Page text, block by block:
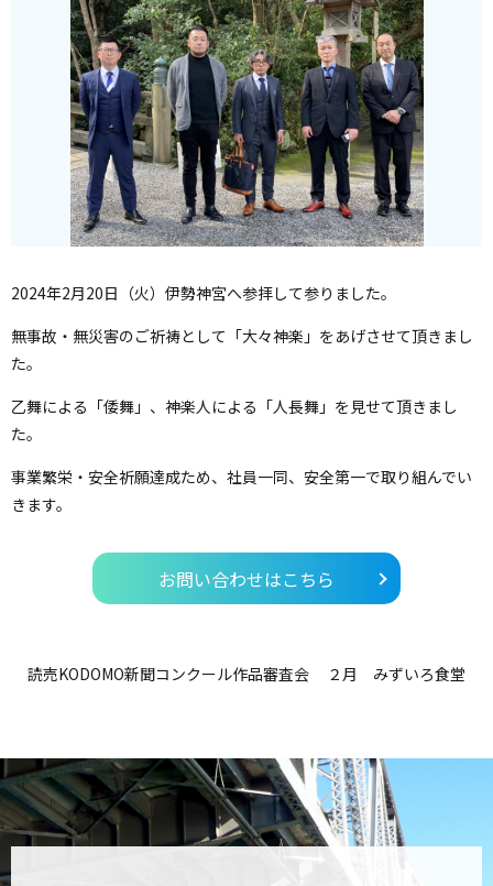
2024年2月20日（火）伊勢神宮へ参拝して参りました。
無事故・無災害のご祈祷として「大々神楽」をあげさせて頂きまし
た。
乙舞による「倭舞」、神楽人による「人長舞」を見せて頂きまし
た。
事業繁栄・安全祈願達成ため、社員一同、安全第一で取り組んでい
きます。
お問い合わせはこちら
読売KODOMO新聞コンクール作品審査会 ２月 みずいろ食堂